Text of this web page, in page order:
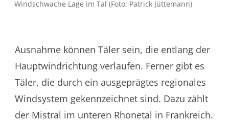
Windschwache Lage im Tal (Foto: Patrick Jüttemann)
Ausnahme können Täler sein, die entlang der
Hauptwindrichtung verlaufen. Ferner gibt es
Täler, die durch ein ausgeprägtes regionales
Windsystem gekennzeichnet sind. Dazu zählt
der Mistral im unteren Rhonetal in Frankreich.